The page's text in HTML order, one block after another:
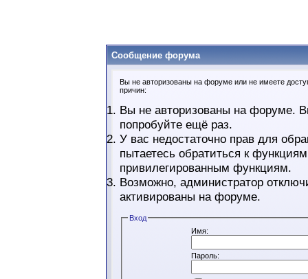
Сообщение форума
Вы не авторизованы на форуме или не имеете
причин:
Вы не авторизованы на форуме.
попробуйте ещё раз.
У вас недостаточно прав для
пытаетесь обратиться к
привилегированным функциям.
Возможно, администратор
активированы на форуме.
Вход
Имя:
Пароль: